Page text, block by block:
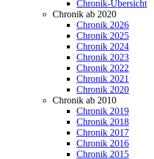
Chronik-Übersicht
Chronik ab 2020
Chronik 2026
Chronik 2025
Chronik 2024
Chronik 2023
Chronik 2022
Chronik 2021
Chronik 2020
Chronik ab 2010
Chronik 2019
Chronik 2018
Chronik 2017
Chronik 2016
Chronik 2015